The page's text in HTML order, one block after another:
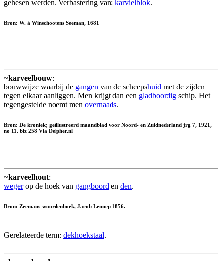
gehesen werden. Verbastering van: karvielblok.
Bron: W. à Winschootens Seeman, 1681
~karveelbouw:
bouwwijze waarbij de gangen van de scheepshuid met de zijden
tegen elkaar aanliggen. Men krijgt dan een gladboordig schip. Het
tegengestelde noemt men overnaads.
Bron: De kroniek; geïllustreerd maandblad voor Noord- en Zuidnederland jrg 7, 1921,
no 11. blz 258 Via Delpher.nl
~karveelhout:
wegerop de hoek van gangboord en den.
Bron: Zeemans-woordenboek, Jacob Lennep 1856.
Gerelateerde term: dekhoekstaal.